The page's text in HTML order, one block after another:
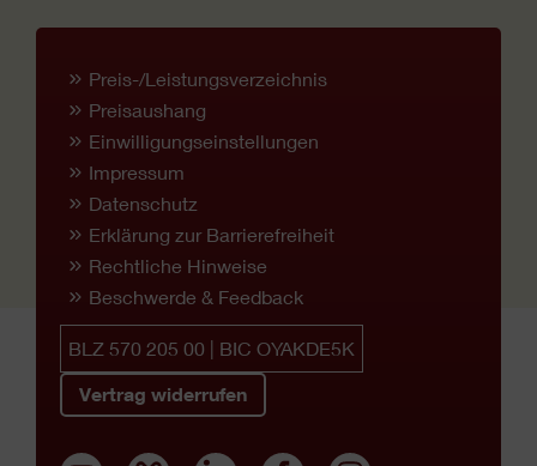
Preis-/Leistungsverzeichnis
Preisaushang
Einwilligungseinstellungen
Impressum
Datenschutz
Erklärung zur Barrierefreiheit
Rechtliche Hinweise
Beschwerde & Feedback
BLZ 570 205 00 | BIC OYAKDE5K
Vertrag widerrufen